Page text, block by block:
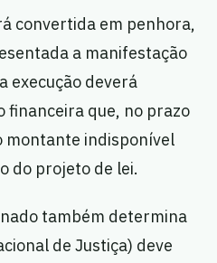
convertida em penhora,
a manifestação
execução deverá
que, no prazo
montante indisponível
do projeto de lei.
também determina
de Justiça) deve